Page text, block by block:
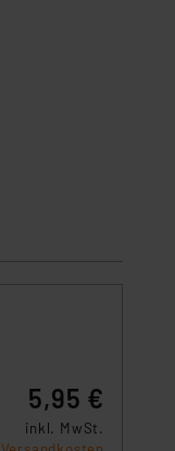
5,95 €
inkl. MwSt.